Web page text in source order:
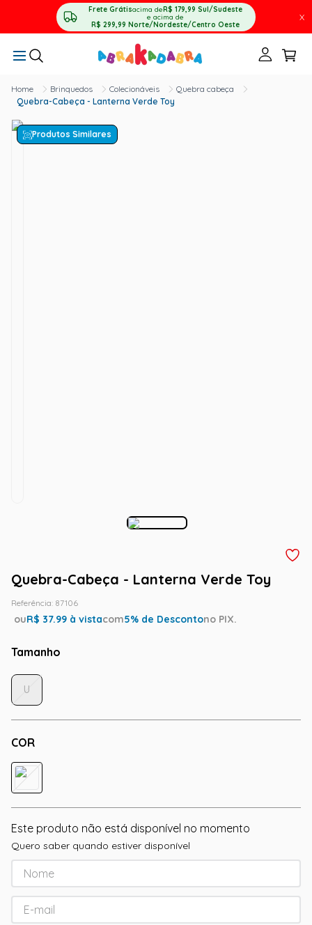
Frete Grátisacima deR$ 179,99 Sul/Sudeste
e acima de
R$ 299,99 Norte/Nordeste/Centro Oeste
X
Brinquedos Colecionáveis
Quebra cabeça
Quebra-Cabeça - Lanterna Verde Toy
Produtos Similares
Quebra-Cabeça - Lanterna Verde Toy
Referência: 87106
ouR$ 37.99 à vistacom5% de Descontono PIX.
Tamanho
COR
U
Este produto não está disponível no momento
Quero saber quando estiver disponível